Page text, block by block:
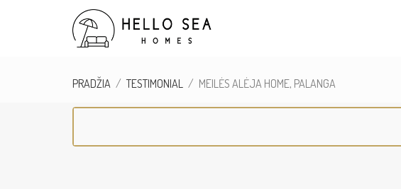
PRADŽIA TESTIMONIAL MEILĖS ALĖJA HOME, PALANGA